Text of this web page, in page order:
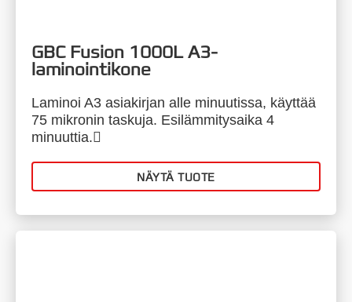
GBC Fusion 1000L A3-
laminointikone
Laminoi A3 asiakirjan alle minuutissa, käyttää
75 mikronin taskuja. Esilämmitysaika 4
minuuttia.
NÄYTÄ TUOTE